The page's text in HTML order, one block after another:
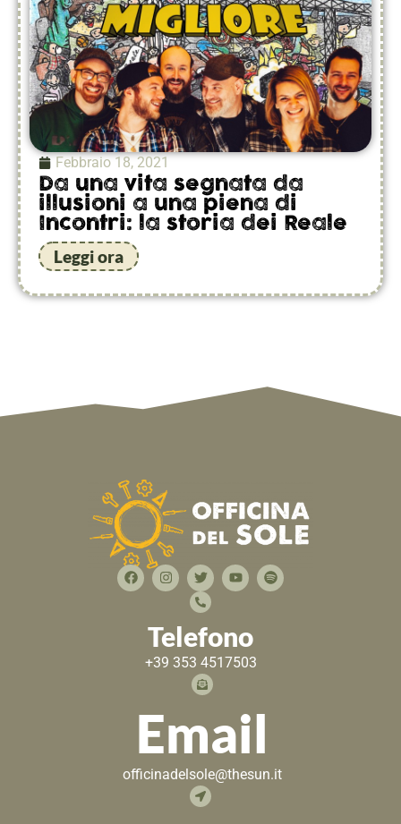
Febbraio 18, 2021
Da una vita segnata da
illusioni a una piena di
Incontri: la storia dei Reale
Leggi ora
Telefono
+39 353 4517503
Email
officinadelsole@thesun.it